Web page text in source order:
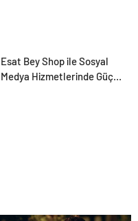
Esat Bey Shop ile Sosyal
Medya Hizmetlerinde Güçlü